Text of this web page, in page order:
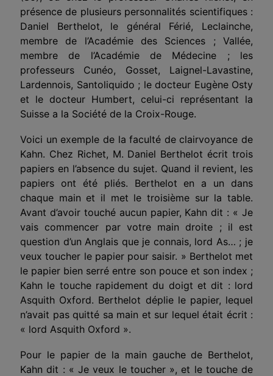
présence de plusieurs personnalités scientifiques :
Daniel Berthelot, le général Férié, Leclainche,
membre de l’Académie des Sciences ; Vallée,
membre de l’Académie de Médecine ; les
professeurs Cunéo, Gosset, Laignel-Lavastine,
Lardennois, Santoliquido ; le docteur Eugène Osty
et le docteur Humbert, celui-ci représentant la
Suisse a la Société de la Croix-Rouge.
Voici un exemple de la faculté de clairvoyance de
Kahn. Chez Richet, M. Daniel Berthelot écrit trois
papiers en l’absence du sujet. Quand il revient, les
papiers ont été pliés. Berthelot en a un dans
chaque main et il met le troisième sur la table.
Avant d’avoir touché aucun papier, Kahn dit : « Je
vais commencer par votre main droite ; il est
question d’un Anglais que je connais, lord As… ; je
veux toucher le papier pour saisir. » Berthelot met
le papier bien serré entre son pouce et son index ;
Kahn le touche rapidement du doigt et dit : lord
Asquith Oxford. Berthelot déplie le papier, lequel
n’avait pas quitté sa main et sur lequel était écrit :
« lord Asquith Oxford ».
Pour le papier de la main gauche de Berthelot,
Kahn dit : « Je veux le toucher », et le touche de